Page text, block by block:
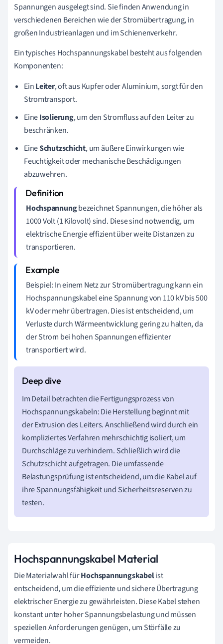
Spannungen ausgelegt sind. Sie finden Anwendung in
verschiedenen Bereichen wie der Stromübertragung, in
großen Industrieanlagen und im Schienenverkehr.
Ein typisches Hochspannungskabel besteht aus folgenden
Komponenten:
EinLeiter, oft aus Kupfer oder Aluminium, sorgt für den
Stromtransport.
EineIsolierung, um den Stromfluss auf den Leiter zu
beschränken.
EineSchutzschicht, um äußere Einwirkungen wie
Feuchtigkeit oder mechanische Beschädigungen
abzuwehren.
Hochspannungbezeichnet Spannungen, die höher als
1000 Volt (1 Kilovolt) sind. Diese sind notwendig, um
elektrische Energie effizient über weite Distanzen zu
transportieren.
Beispiel: In einem Netz zur Stromübertragung kann ein
Hochspannungskabel eine Spannung von 110 kV bis 500
kV oder mehr übertragen. Dies ist entscheidend, um
Verluste durch Wärmeentwicklung gering zu halten, da
der Strom bei hohen Spannungen effizienter
transportiert wird.
Im Detail betrachten die Fertigungsprozess von
Hochspannungskabeln: Die Herstellung beginnt mit
der Extrusion des Leiters. Anschließend wird durch ein
kompliziertes Verfahren mehrschichtig isoliert, um
Durchschläge zu verhindern. Schließlich wird die
Schutzschicht aufgetragen. Die umfassende
Belastungsprüfung ist entscheidend, um die Kabel auf
ihre Spannungsfähigkeit und Sicherheitsreserven zu
testen.
Hochspannungskabel Material
Die Materialwahl fürHochspannungskabelist
entscheidend, um die effiziente und sichere Übertragung
elektrischer Energie zu gewährleisten. Diese Kabel stehen
konstant unter hoher Spannungsbelastung und müssen
speziellen Anforderungen genügen, um Störfälle zu
vermeiden.